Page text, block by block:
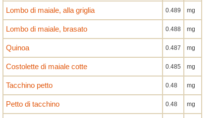
Lombo di maiale, alla griglia 0.489 mg
Lombo di maiale, brasato 0.488 mg
Quinoa 0.487 mg
Costolette di maiale cotte 0.485 mg
Tacchino petto 0.48 mg
Petto di tacchino 0.48 mg